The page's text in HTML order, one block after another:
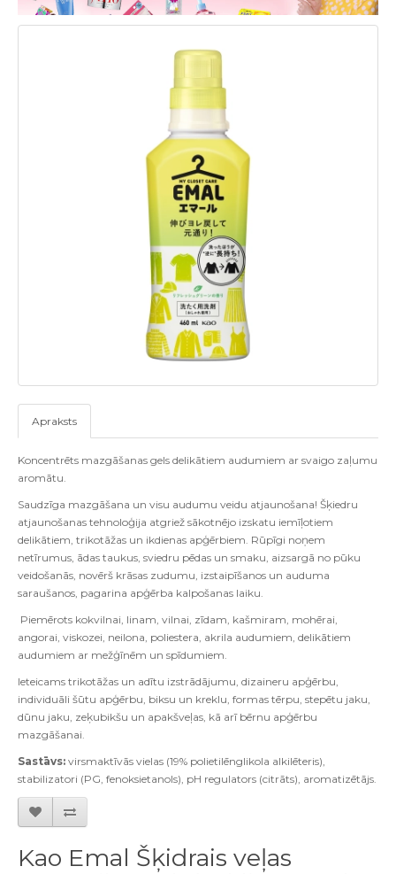
Apraksts
Koncentrēts mazgāšanas gels delikātiem audumiem ar svaigo zaļumu
aromātu.
Saudzīga mazgāšana un visu audumu veidu atjaunošana! Šķiedru
atjaunošanas tehnoloģija atgriež sākotnējo izskatu iemīļotiem
delikātiem, trikotāžas un ikdienas apģērbiem. Rūpīgi noņem
netīrumus, ādas taukus, sviedru pēdas un smaku, aizsargā no pūku
veidošanās, novērš krāsas zudumu, izstaipīšanos un auduma
saraušanos, pagarina apģērba kalpošanas laiku.
Piemērots kokvilnai, linam, vilnai, zīdam, kašmiram, mohērai,
angorai, viskozei, neilona, poliestera, akrila audumiem, delikātiem
audumiem ar mežģīnēm un spīdumiem.
Ieteicams trikotāžas un adītu izstrādājumu, dizaineru apģērbu,
individuāli šūtu apģērbu, biksu un kreklu, formas tērpu, stepētu jaku,
dūnu jaku, zeķubikšu un apakšveļas, kā arī bērnu apģērbu
mazgāšanai.
Sastāvs: virsmaktīvās vielas (19% polietilēnglikola alkilēteris),
stabilizatori (PG, fenoksietanols), pH regulators (citrāts), aromatizētājs.
Kao Emal Šķidrais veļas